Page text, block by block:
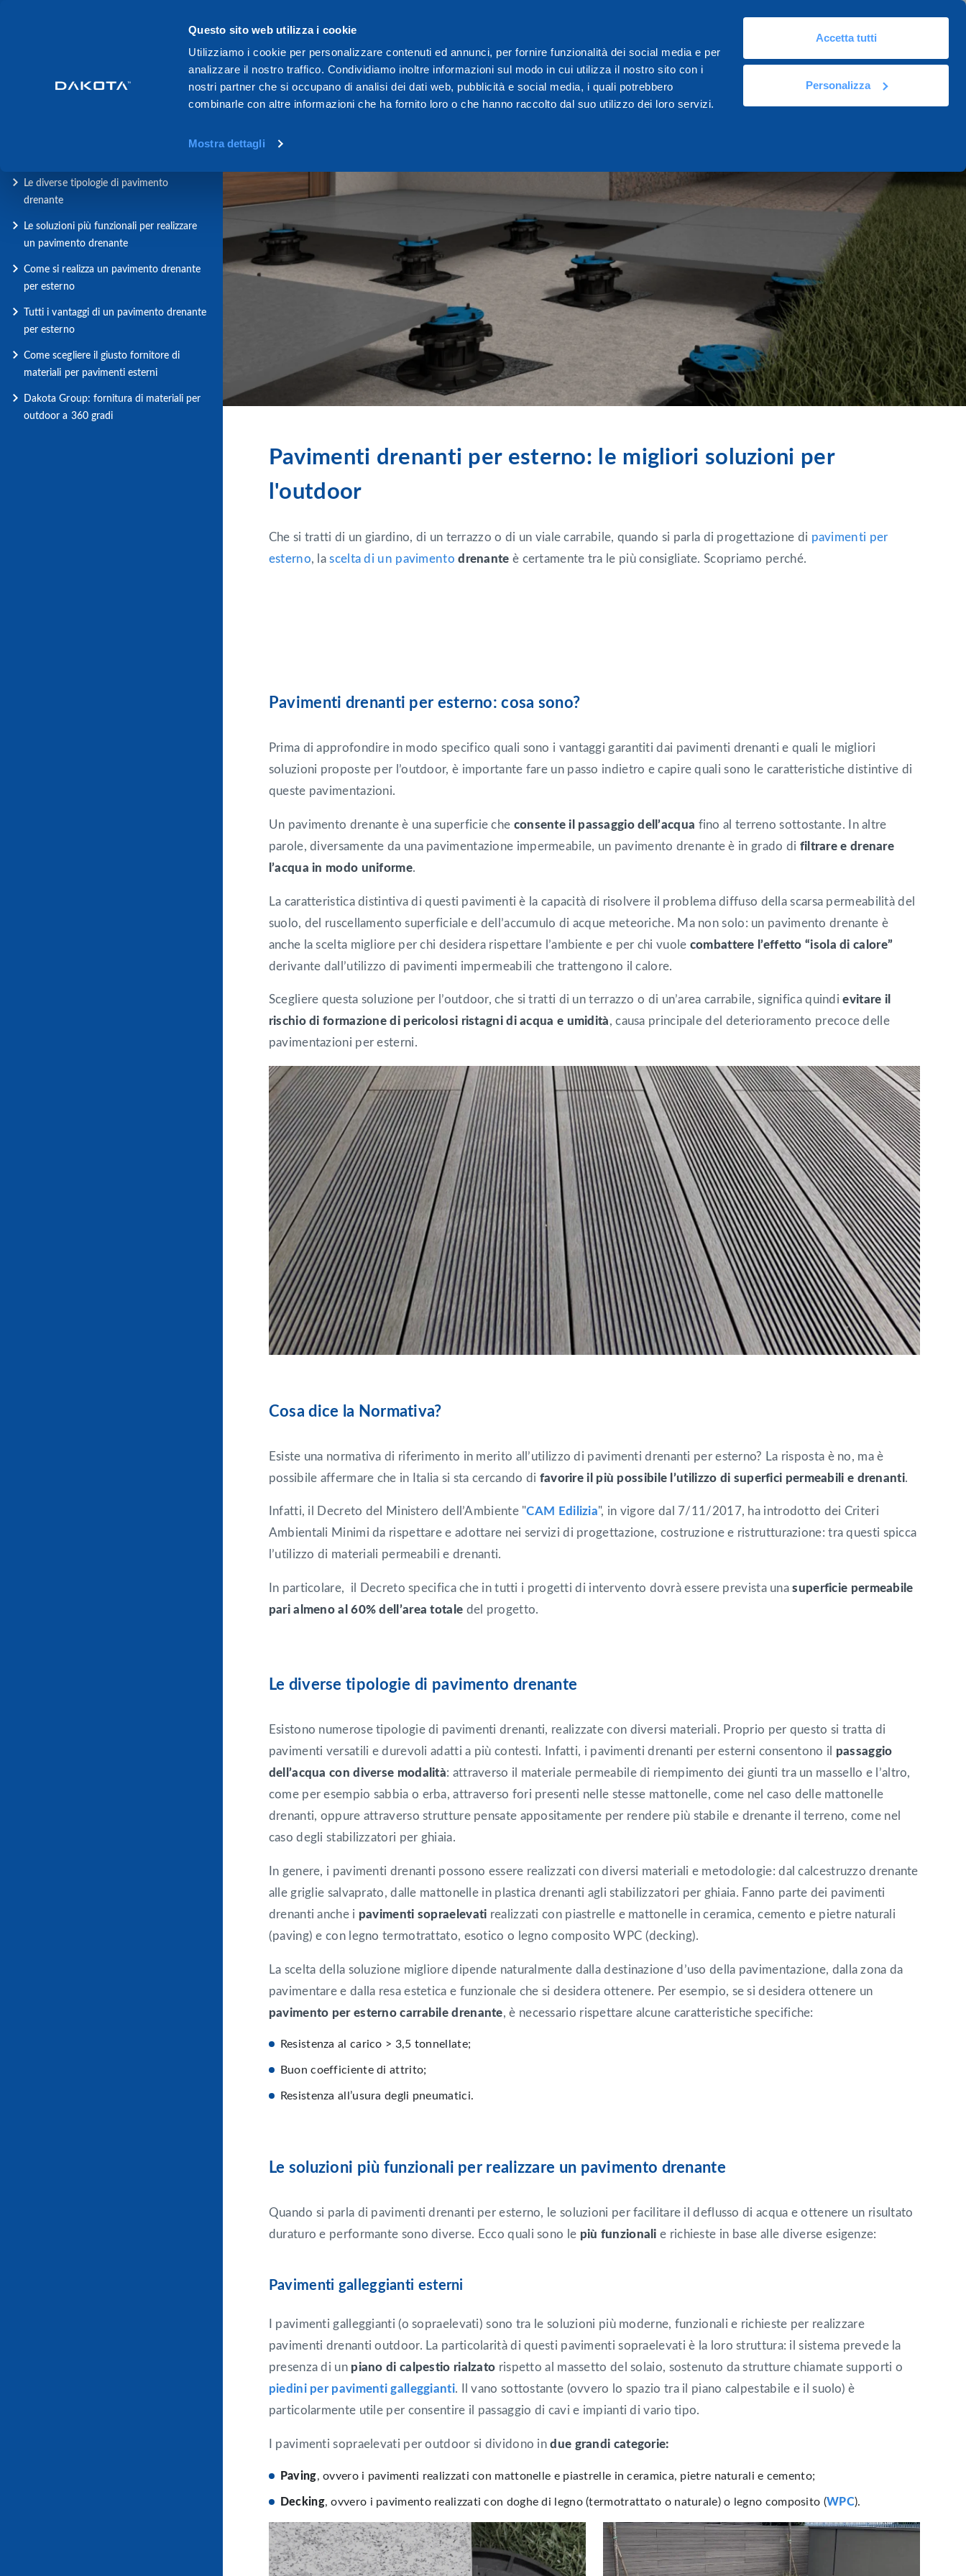
Questo sito web utilizza i cookie
Utilizziamo i cookie per personalizzare contenuti ed annunci, per fornire funzionalità dei social media e per
analizzare il nostro traffico. Condividiamo inoltre informazioni sul modo in cui utilizza il nostro sito con i
nostri partner che si occupano di analisi dei dati web, pubblicità e social media, i quali potrebbero
combinarle con altre informazioni che ha fornito loro o che hanno raccolto dal suo utilizzo dei loro servizi.
Mostra dettagli
Accetta tutti
Personalizza
Le diverse tipologie di pavimento
drenante
Le soluzioni più funzionali per realizzare
un pavimento drenante
Come si realizza un pavimento drenante
per esterno
Tutti i vantaggi di un pavimento drenante
per esterno
Come scegliere il giusto fornitore di
materiali per pavimenti esterni
Dakota Group: fornitura di materiali per
outdoor a 360 gradi
Pavimenti drenanti per esterno: le migliori soluzioni per
l'outdoor
Che si tratti di un giardino, di un terrazzo o di un viale carrabile, quando si parla di progettazione di pavimenti per
esterno, lascelta di un pavimento drenante è certamente tra le più consigliate. Scopriamo perché.
Pavimenti drenanti per esterno: cosa sono?
Prima di approfondire in modo specifico quali sono i vantaggi garantiti dai pavimenti drenanti e quali le migliori
soluzioni proposte per l’outdoor, è importante fare un passo indietro e capire quali sono le caratteristiche distintive di
queste pavimentazioni.
Un pavimento drenante è una superficie che consente il passaggio dell’acqua fino al terreno sottostante. In altre
parole, diversamente da una pavimentazione impermeabile, un pavimento drenante è in grado di filtrare e drenare
l’acqua in modo uniforme.
La caratteristica distintiva di questi pavimenti è la capacità di risolvere il problema diffuso della scarsa permeabilità del
suolo, del ruscellamento superficiale e dell’accumulo di acque meteoriche. Ma non solo: un pavimento drenante è
anche la scelta migliore per chi desidera rispettare l’ambiente e per chi vuole combattere l’effetto “isola di calore”
derivante dall’utilizzo di pavimenti impermeabili che trattengono il calore.
Scegliere questa soluzione per l’outdoor, che si tratti di un terrazzo o di un’area carrabile, significa quindievitare il
rischio di formazione di pericolosi ristagni di acqua e umidità, causa principale del deterioramento precoce delle
pavimentazioni per esterni.
Cosa dice la Normativa?
Esiste una normativa di riferimento in merito all’utilizzo di pavimenti drenanti per esterno? La risposta è no, ma è
possibile affermare che in Italia si sta cercando di favorire il più possibile l’utilizzo di superfici permeabili e drenanti.
Infatti, il Decreto del Ministero dell’Ambiente "CAM Edilizia", in vigore dal 7/11/2017, ha introdotto dei Criteri
Ambientali Minimi da rispettare e adottare nei servizi di progettazione, costruzione e ristrutturazione: tra questi spicca
l’utilizzo di materiali permeabili e drenanti.
In particolare, il Decreto specifica che in tutti i progetti di intervento dovrà essere prevista unasuperficie permeabile
pari almeno al 60% dell’area totale del progetto.
Le diverse tipologie di pavimento drenante
Esistono numerose tipologie di pavimenti drenanti, realizzate con diversi materiali. Proprio per questo si tratta di
pavimenti versatili e durevoli adatti a più contesti. Infatti, i pavimenti drenanti per esterni consentono il passaggio
dell’acqua con diverse modalità: attraverso il materiale permeabile di riempimento dei giunti tra un massello e l’altro,
come per esempio sabbia o erba, attraverso fori presenti nelle stesse mattonelle, come nel caso delle mattonelle
drenanti, oppure attraverso strutture pensate appositamente per rendere più stabile e drenante il terreno, come nel
caso degli stabilizzatori per ghiaia.
In genere, i pavimenti drenanti possono essere realizzati con diversi materiali e metodologie: dal calcestruzzo drenante
alle griglie salvaprato, dalle mattonelle in plastica drenanti agli stabilizzatori per ghiaia. Fanno parte dei pavimenti
drenanti anche i pavimenti sopraelevati realizzati con piastrelle e mattonelle in ceramica, cemento e pietre naturali
(paving) e con legno termotrattato, esotico o legno composito WPC (decking).
La scelta della soluzione migliore dipende naturalmente dalla destinazione d’uso della pavimentazione, dalla zona da
pavimentare e dalla resa estetica e funzionale che si desidera ottenere. Per esempio, se si desidera ottenere un
pavimento per esterno carrabile drenante, è necessario rispettare alcune caratteristiche specifiche:
Resistenza al carico > 3,5 tonnellate;
Buon coefficiente di attrito;
Resistenza all’usura degli pneumatici.
Le soluzioni più funzionali per realizzare un pavimento drenante
Quando si parla di pavimenti drenanti per esterno, le soluzioni per facilitare il deflusso di acqua e ottenere un risultato
duraturo e performante sono diverse. Ecco quali sono le più funzionali e richieste in base alle diverse esigenze:
Pavimenti galleggianti esterni
I pavimenti galleggianti (o sopraelevati) sono tra le soluzioni più moderne, funzionali e richieste per realizzare
pavimenti drenanti outdoor. La particolarità di questi pavimenti sopraelevati è la loro struttura: il sistema prevede la
presenza di un piano di calpestio rialzato rispetto al massetto del solaio, sostenuto da strutture chiamate supporti o
piedini per pavimenti galleggianti. Il vano sottostante (ovvero lo spazio tra il piano calpestabile e il suolo) è
particolarmente utile per consentire il passaggio di cavi e impianti di vario tipo.
I pavimenti sopraelevati per outdoor si dividono indue grandi categorie:
Paving, ovvero i pavimenti realizzati con mattonelle e piastrelle in ceramica, pietre naturali e cemento;
Decking, ovvero i pavimento realizzati con doghe di legno (termotrattato o naturale) o legno composito (WPC).